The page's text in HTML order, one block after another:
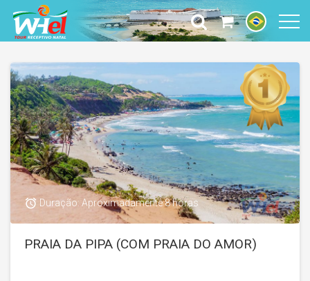
access_alarm Duração: Aproximadamente 8 horas
PRAIA DA PIPA (COM PRAIA DO AMOR)